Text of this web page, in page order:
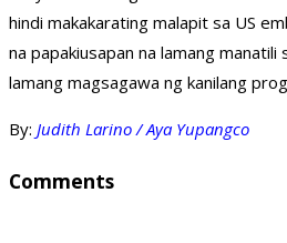
hindi makakarating malapit sa US
na papakiusapan na lamang manatili
lamang magsagawa ng kanilang
By: Judith Larino / Aya Yupangco
Comments